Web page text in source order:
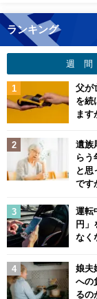
ランキング
週 間
父が
を続
ます
遺族
らう
と思
です
運転
円」
なく
娘夫
への
るの